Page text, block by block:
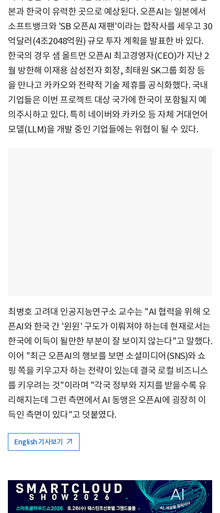
본과 한국이 유력한 곳으로 예상된다. 오픈AI는 일본에서
소프트뱅크와 'SB 오픈AI 재팬'이라는 합작사를 세우고 30
억달러(4조2048억원) 규모 투자 계획을 발표한 바 있다.
한국의 경우 샘 올트먼 오픈AI 최고경영자(CEO)가 지난 2
월 방한해 이재용 삼성전자 회장, 최태원 SK그룹 회장 등
을 만나고 카카오와 전략적 기술 제휴를 공식화했다. 국내
기업들은 이번 프로젝트 대상 국가에 한국이 포함될지 예
의주시하고 있다. 특히 네이버와 카카오 등 자체 거대언어
모델(LLM)을 개발 중인 기업들에는 위협이 될 수 있다.
최병호 고려대 인공지능연구소 교수는 "AI 협력을 위해 오
픈AI와 한국 간 '윈윈' 구도가 이뤄져야 하는데 현재로서는
한국에 이득이 될만한 부분이 잘 보이지 않는다"고 말했다.
이어 "최근 오픈AI의 행보를 보면 소셜미디어(SNS)와 쇼
핑 쪽을 키우고자 하는 전략이 있는데 결국 로컬 비즈니스
를 키우려는 것"이라며 "각국 정부와 지지를 받을수록 유
리해지는데 그런 측면에서 AI 동맹은 오픈AI에 굉장히 이
득인 측면이 있다"고 덧붙였다.
English 기사보기